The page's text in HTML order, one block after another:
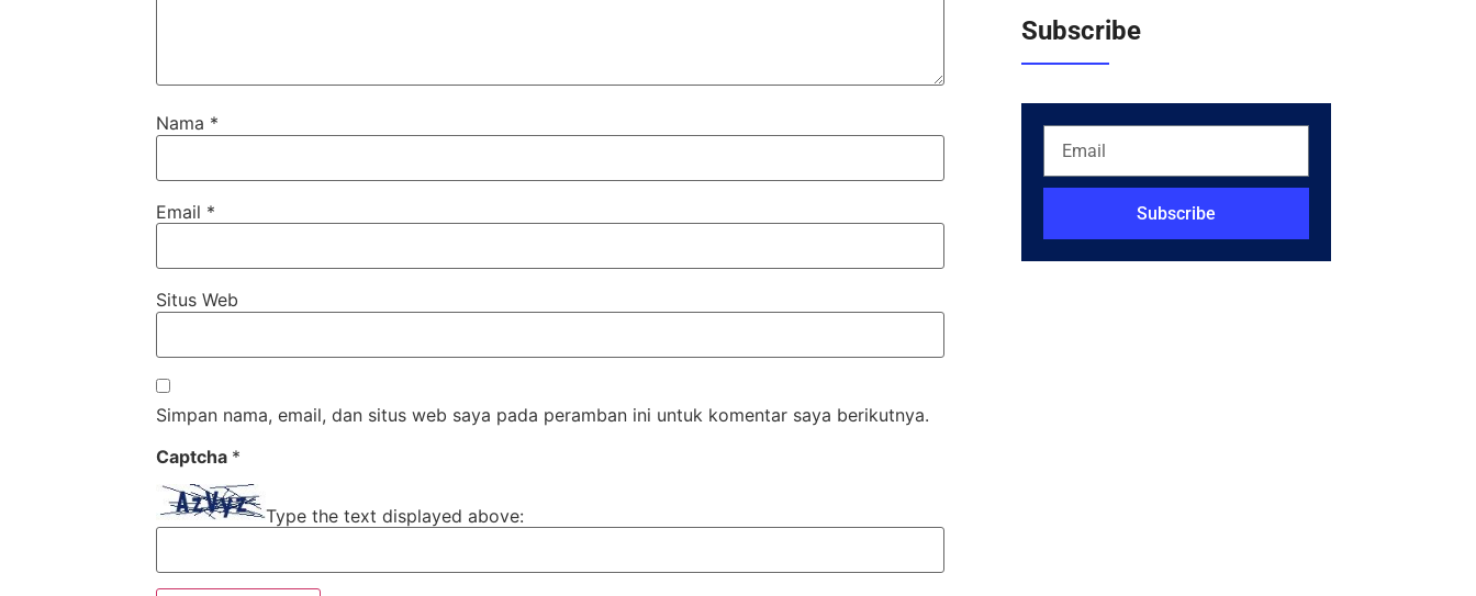
Nama *
Email *
Situs Web
Simpan nama, email, dan situs web saya pada peramban ini untuk komentar saya berikutnya.
Captcha *
Type the text displayed above:
Subscribe
Subscribe